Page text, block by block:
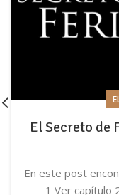
El Secreto de
En este post
1 Ver capítulo